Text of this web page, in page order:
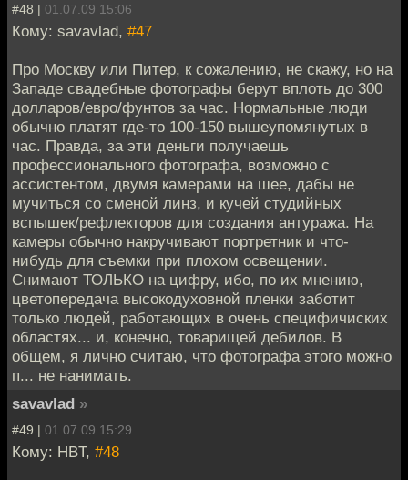
#48 | 01.07.09 15:06
Кому: savavlad, #47
Про Москву или Питер, к сожалению, не скажу, но на
Западе свадебные фотографы берут вплоть до 300
долларов/евро/фунтов за час. Нормальные люди
обычно платят где-то 100-150 вышеупомянутых в
час. Правда, за эти деньги получаешь
профессионального фотографа, возможно с
ассистентом, двумя камерами на шее, дабы не
мучиться со сменой линз, и кучей студийных
вспышек/рефлекторов для создания антуража. На
камеры обычно накручивают портретник и что-
нибудь для съемки при плохом освещении.
Снимают ТОЛЬКО на цифру, ибо, по их мнению,
цветопередача высокодуховной пленки заботит
только людей, работающих в очень специфичиских
областях... и, конечно, товарищей дебилов. В
общем, я лично считаю, что фотографа этого можно
п... не нанимать.
savavlad »
#49 | 01.07.09 15:29
Кому: HBT, #48